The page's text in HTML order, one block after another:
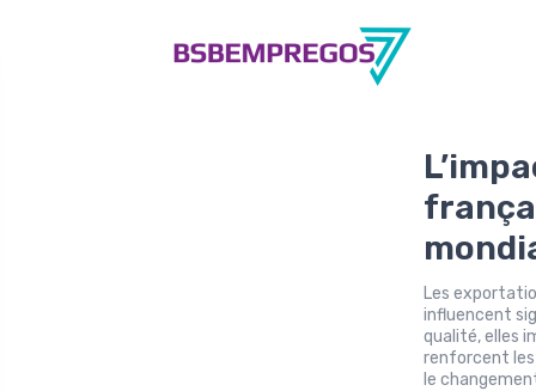
Les
influencent
qualité, elles
renforcent
le